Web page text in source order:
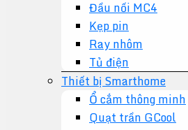
Đầu nối MC4
Kẹp pin
Ray nhôm
Tủ điện
Thiết bị Smarthome
Ổ cắm thông minh
Quạt trần GCool